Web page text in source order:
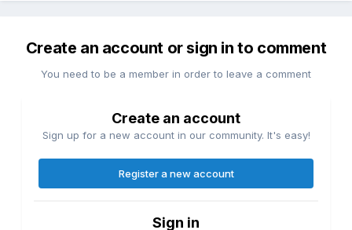
Create an account or sign in to comment
You need to be a member in order to leave a comment
Create an account
Sign up for a new account in our community. It's easy!
Register a new account
Sign in